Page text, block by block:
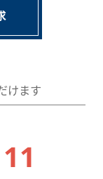
けます